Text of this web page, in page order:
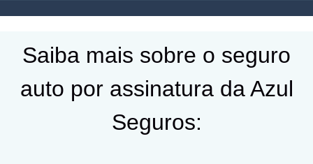
Saiba mais sobre o seguro
auto por assinatura da Azul
Seguros: